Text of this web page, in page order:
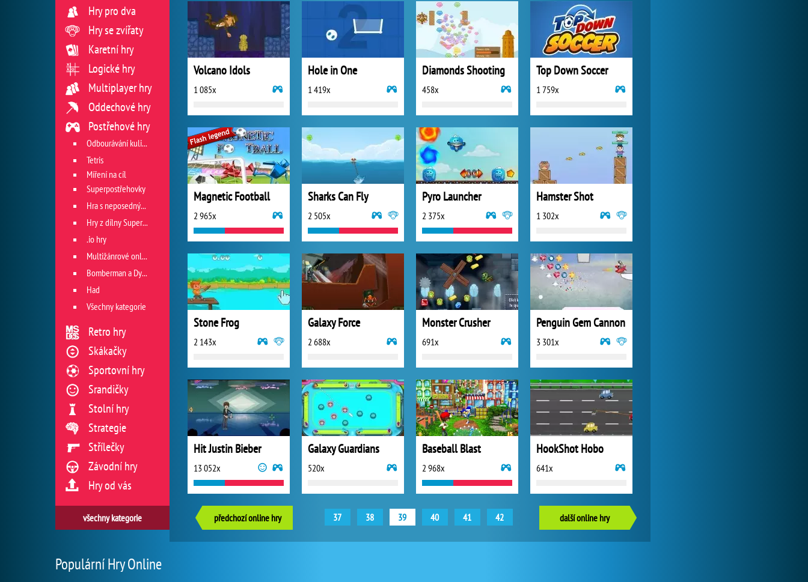
Volcano Idols
1 085x
Hole in One
1 419x
Diamonds Shooting
458x
Top Down Soccer
1 759x
Magnetic Football
2 965x
Sharks Can Fly
2 505x
Pyro Launcher
2 375x
Hamster Shot
1 302x
Stone Frog
2 143x
Galaxy Force
2 688x
Monster Crusher
691x
Penguin Gem Cannon
3 301x
Hit Justin Bieber
13 052x
Galaxy Guardians
520x
Baseball Blast
2 968x
HookShot Hobo
641x
předchozí online hry 37 38 39 40 41 42 další online hry
Hry pro dva
Hry se zvířaty
Karetní hry
Logické hry
Multiplayer hry
Oddechové hry
Postřehové hry
Odbourávání kuliček
Tetris
Míření na cíl
Superpostřehovky
Hra s neposedným míčkem
Hry z dílny Superhry.cz
.io hry
Multižánrové online hry
Bomberman a Dyna Blaster
Had
Všechny kategorie
Retro hry
Skákačky
Sportovní hry
Srandičky
Stolní hry
Strategie
Střílečky
Závodní hry
Hry od vás
všechny kategorie
Populární Hry Online